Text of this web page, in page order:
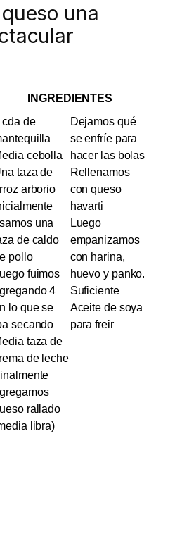
una
INGREDIENTES
cda de
cebolla
taza de
arborio
una
de caldo
pollo
fuimos
4
lo que se
secando
taza de
de leche
rallado
libra)
Dejamos qué
se enfríe para
hacer las bolas
Rellenamos
con queso
havarti
Luego
empanizamos
con harina,
huevo y panko.
Suficiente
Aceite de soya
para freir